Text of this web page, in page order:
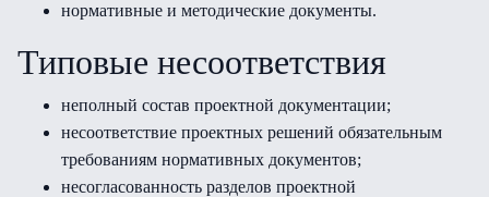
нормативные и методические документы.
Типовые несоответствия
неполный состав проектной документации;
несоответствие проектных решений обязательным
требованиям нормативных документов;
несогласованность разделов проектной